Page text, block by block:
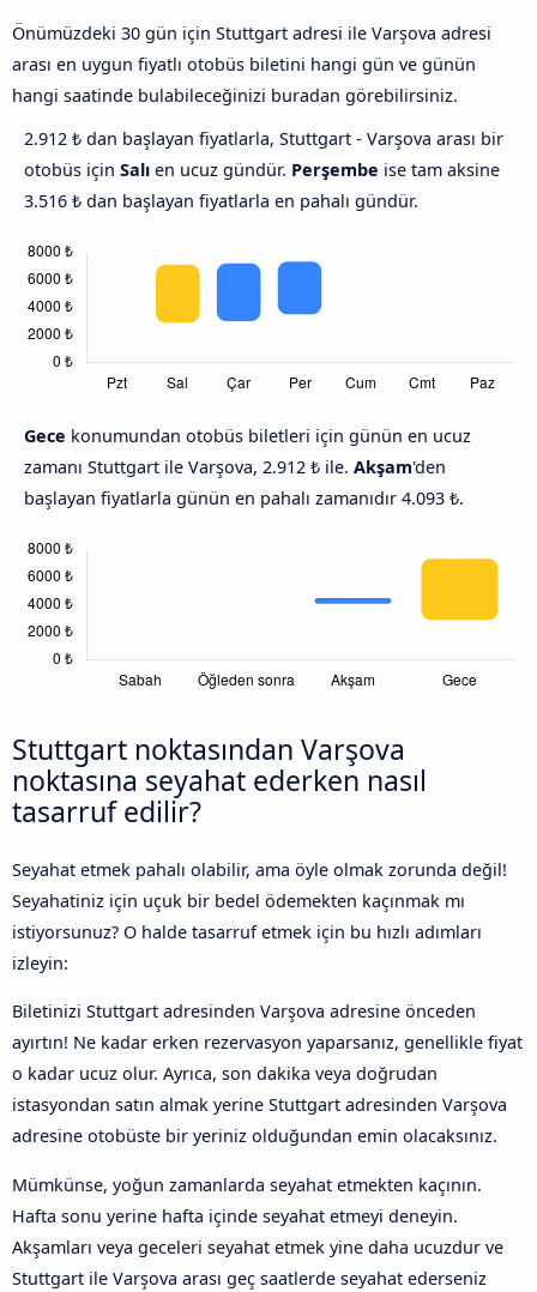
Önümüzdeki 30 gün için Stuttgart adresi ile Varşova adresi
arası en uygun fiyatlı otobüs biletini hangi gün ve günün
hangi saatinde bulabileceğinizi buradan görebilirsiniz.
2.912 ₺ dan başlayan fiyatlarla, Stuttgart - Varşova arası bir
otobüs için Salı en ucuz gündür. Perşembe ise tam aksine
3.516 ₺ dan başlayan fiyatlarla en pahalı gündür.
Gece konumundan otobüs biletleri için günün en ucuz
zamanı Stuttgart ile Varşova, 2.912 ₺ ile. Akşam'den
başlayan fiyatlarla günün en pahalı zamanıdır 4.093 ₺.
Stuttgart noktasından Varşova
noktasına seyahat ederken nasıl
tasarruf edilir?
Seyahat etmek pahalı olabilir, ama öyle olmak zorunda değil!
Seyahatiniz için uçuk bir bedel ödemekten kaçınmak mı
istiyorsunuz? O halde tasarruf etmek için bu hızlı adımları
izleyin:
Biletinizi Stuttgart adresinden Varşova adresine önceden
ayırtın! Ne kadar erken rezervasyon yaparsanız, genellikle fiyat
o kadar ucuz olur. Ayrıca, son dakika veya doğrudan
istasyondan satın almak yerine Stuttgart adresinden Varşova
adresine otobüste bir yeriniz olduğundan emin olacaksınız.
Mümkünse, yoğun zamanlarda seyahat etmekten kaçının.
Hafta sonu yerine hafta içinde seyahat etmeyi deneyin.
Akşamları veya geceleri seyahat etmek yine daha ucuzdur ve
Stuttgart ile Varşova arası geç saatlerde seyahat ederseniz